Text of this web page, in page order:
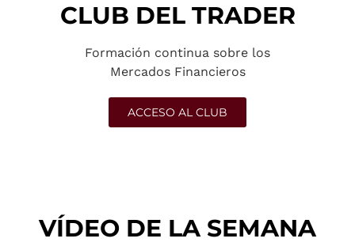
CLUB DEL TRADER
Formación continua sobre los
Mercados Financieros
ACCESO AL CLUB
VÍDEO DE LA SEMANA